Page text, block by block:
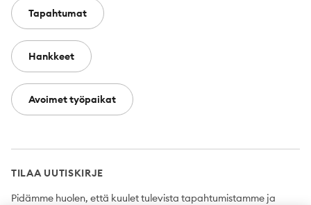
Tapahtumat
Hankkeet
Avoimet työpaikat
TILAA UUTISKIRJE
Pidämme huolen, että kuulet tulevista tapahtumistamme ja